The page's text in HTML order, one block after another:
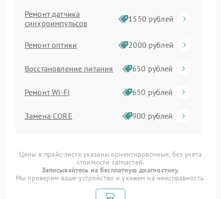
Ремонт датчика
синхроимпульсов
1550 рублей
Ремонт оптики 2000 рублей
Восстановление питания 650 рублей
Ремонт Wi-Fi 650 рублей
Замена CORE 900 рублей
Замена аккумулятора 590 рублей
Ремонт встроенного
дальнометра и других
Цены в прайс-листе указаны ориентировочные, без учета
стоимости запчастей.
Записывайтесь на бесплатную диагностику.
Мы проверим ваше устройство и укажем на неисправность.